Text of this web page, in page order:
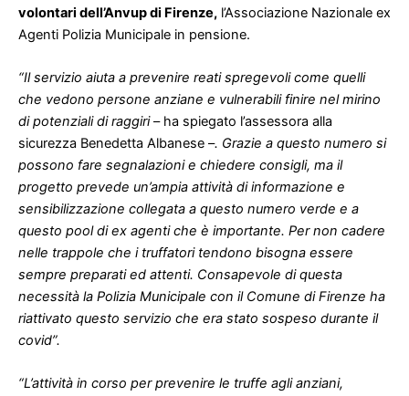
volontari dell’Anvup di Firenze, l’Associazione Nazionale ex
Agenti Polizia Municipale in pensione.
“Il servizio aiuta a prevenire reati spregevoli come quelli
che vedono persone anziane e vulnerabili finire nel mirino
di potenziali di raggiri– ha spiegato l’assessora alla
sicurezza Benedetta Albanese –. Grazie a questo numero si
possono fare segnalazioni e chiedere consigli, ma il
progetto prevede un’ampia attività di informazione e
sensibilizzazione collegata a questo numero verde e a
questo pool di ex agenti che è importante. Per non cadere
nelle trappole che i truffatori tendono bisogna essere
sempre preparati ed attenti. Consapevole di questa
necessità la Polizia Municipale con il Comune di Firenze ha
riattivato questo servizio che era stato sospeso durante il
covid”.
“L’attività in corso per prevenire le truffe agli anziani,